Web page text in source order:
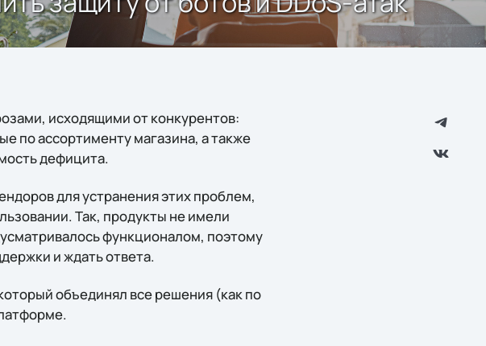
исходящими от конкурентов:
по ассортименту магазина, а также
дефицита.
для устранения этих проблем,
Так, продукты не имели
функционалом, поэтому
и ждать ответа.
объединял все решения (как по